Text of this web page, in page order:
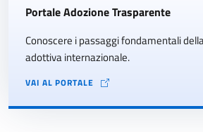
Portale Adozione Trasparente
Conoscere i passaggi fondamentali
adottiva internazionale.
VAI AL PORTALE